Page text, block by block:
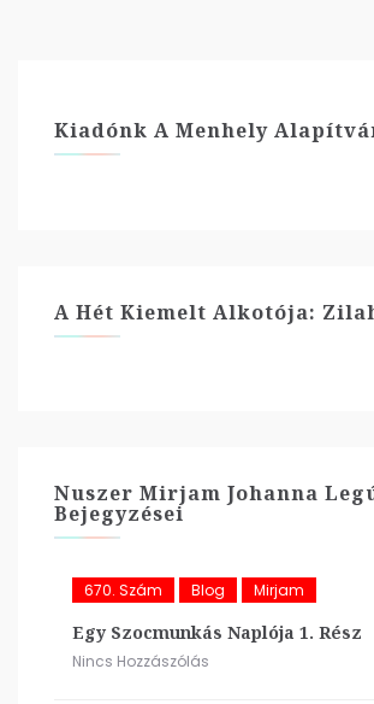
Kiadónk A Menhely
A Hét Kiemelt Alkotója:
Nuszer Mirjam Johanna
Bejegyzései
670. Szám Blog Mirjam
Egy Szocmunkás Naplója 1. Rész
Nincs Hozzászólás